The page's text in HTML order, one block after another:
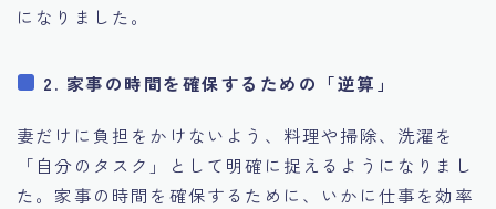
になりました。
2. 家事の時間を確保するための「逆算」
妻だけに負担をかけないよう、料理や掃除、洗濯を
「自分のタスク」として明確に捉えるようになりまし
た。家事の時間を確保するために、いかに仕事を効率